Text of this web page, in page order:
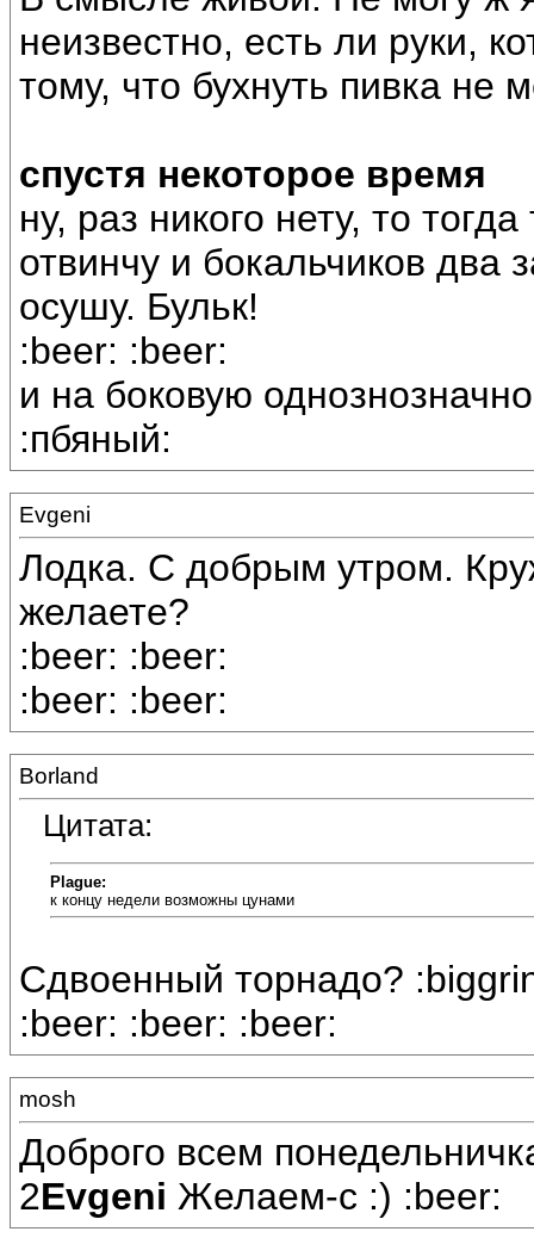
неизвестно, есть ли руки,
тому, что бухнуть пивка не
cпустя некоторое время
ну, раз никого нету, то
отвинчу и бокальчиков два
осушу. Бульк!
:beer: :beer:
и на боковую
:пбяный:
Evgeni
Лодка. С добрым утром.
желаете?
:beer: :beer:
:beer: :beer:
Borland
Цитата:
Plague:
к концу недели возможны цунами
Сдвоенный торнадо?
:beer: :beer: :beer:
mosh
Доброго всем
2Evgeni Желаем-с :) :beer: